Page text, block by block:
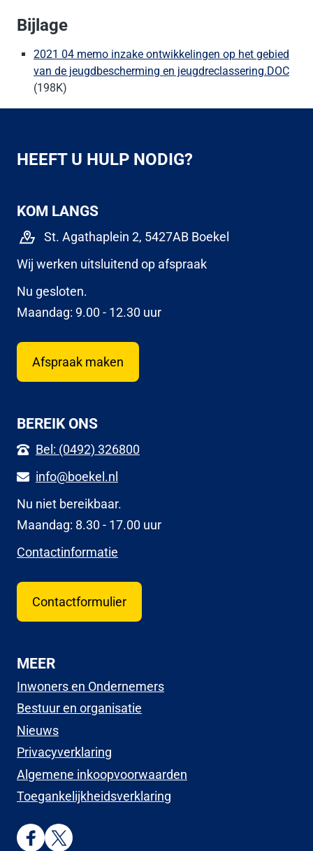
Bijlage
2021 04 memo inzake ontwikkelingen op het gebied
van de jeugdbescherming en jeugdreclassering.DOC
(198K)
HEEFT U HULP NODIG?
KOM LANGS
St. Agathaplein 2, 5427AB Boekel
Wij werken uitsluitend op afspraak
Nu gesloten.
Maandag: 9.00 - 12.30 uur
Afspraak maken
BEREIK ONS
Bel: (0492) 326800
info@boekel.nl
Nu niet bereikbaar.
Maandag: 8.30 - 17.00 uur
Contactinformatie
Contactformulier
MEER
Inwoners en Ondernemers
Bestuur en organisatie
Nieuws
Privacyverklaring
Algemene inkoopvoorwaarden
Toegankelijkheidsverklaring